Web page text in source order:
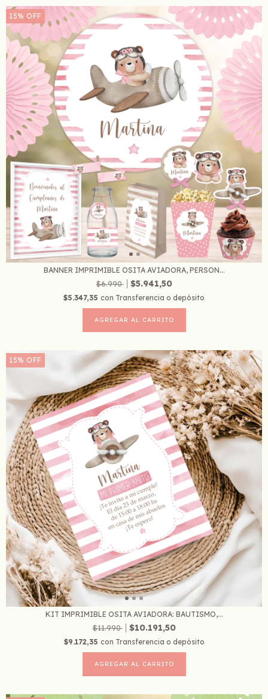
15% OFF
BANNER IMPRIMIBLE OSITA AVIADORA, PERSON...
$6.990
$5.941,50
$5.347,35 con Transferencia o depósito
15% OFF
KIT IMPRIMIBLE OSITA AVIADORA: BAUTISMO,...
$11.990
$10.191,50
$9.172,35 con Transferencia o depósito